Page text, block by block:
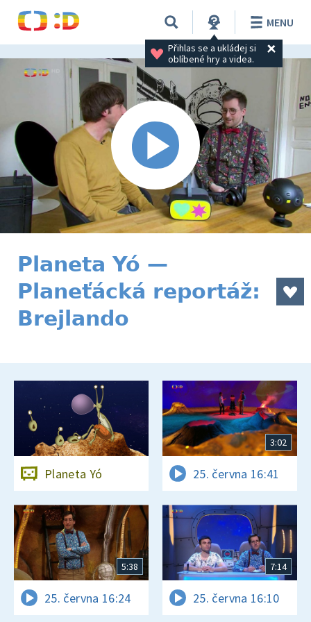
Přihlas se a ukládej si
oblíbené hry a videa.
MENU
Planeta Yó —
Planeťácká reportáž:
Brejlando
Planeta Yó
3:02
25. června 16:41
5:38
25. června 16:24
7:14
25. června 16:10